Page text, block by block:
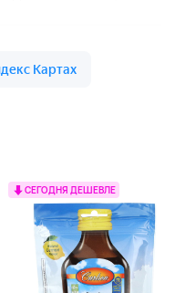
СЕГОДНЯ ДЕШЕВЛЕ